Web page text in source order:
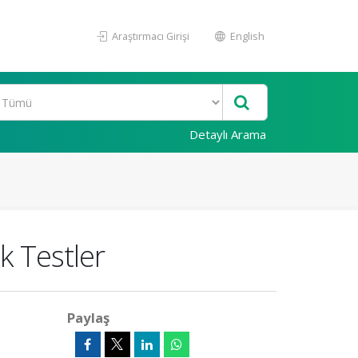
Araştırmacı Girişi English
Detaylı Arama
Testler
Paylaş